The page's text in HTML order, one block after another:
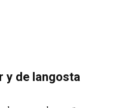
y de langosta